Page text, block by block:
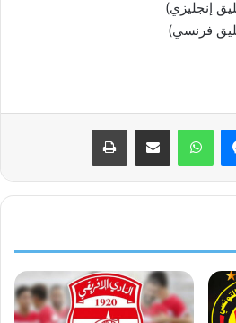
واتساب